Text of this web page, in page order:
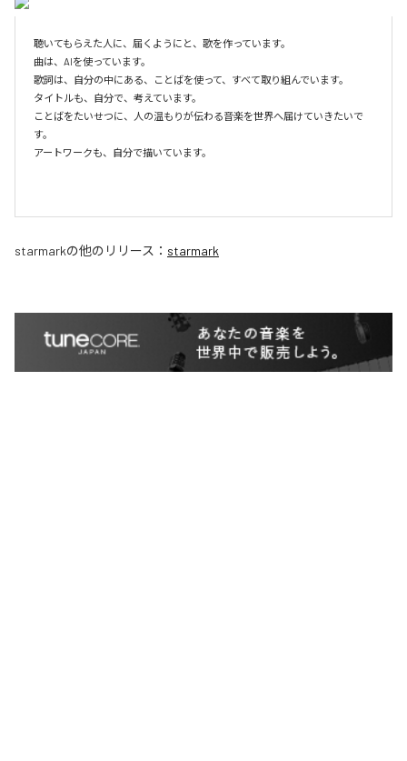
聴いてもらえた人に、届くようにと、歌を作っています。
曲は、AIを使っています。
歌詞は、自分の中にある、ことばを使って、すべて取り組んでいます。
タイトルも、自分で、考えています。
ことばをたいせつに、人の温もりが伝わる音楽を世界へ届けていきたいで
す。
アートワークも、自分で描いています。
starmarkの他のリリース： starmark